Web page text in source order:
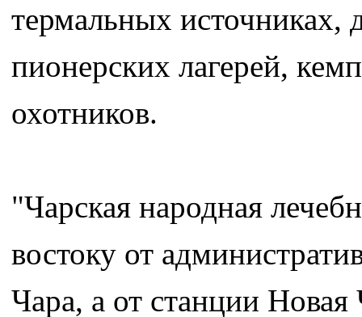
термальных источниках,
пионерских лагерей,
охотников.
"Чарская народная
востоку от
Чара, а от станции